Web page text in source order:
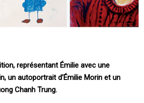
représentant Émilie avec une
un autoportrait d’Émilie Morin et un
Chanh Trung.